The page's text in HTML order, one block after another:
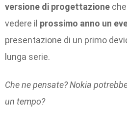
versione di progettazione
vedere il prossimo anno un
presentazione di un primo
lunga serie.
Che ne pensate? Nokia
un tempo?